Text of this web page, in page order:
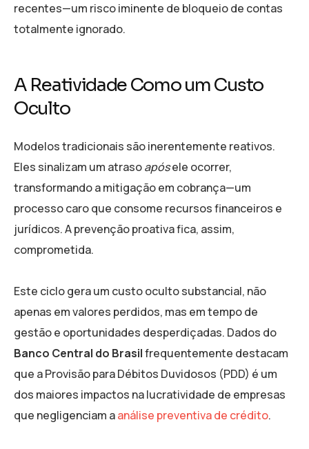
recentes—um risco iminente de bloqueio de contas
totalmente ignorado.
A Reatividade Como um Custo
Oculto
Modelos tradicionais são inerentemente reativos.
Eles sinalizam um atrasoapósele ocorrer,
transformando a mitigação em cobrança—um
processo caro que consome recursos financeiros e
jurídicos. A prevenção proativa fica, assim,
comprometida.
Este ciclo gera um custo oculto substancial, não
apenas em valores perdidos, mas em tempo de
gestão e oportunidades desperdiçadas. Dados do
Banco Central do Brasilfrequentemente destacam
que a Provisão para Débitos Duvidosos (PDD) é um
dos maiores impactos na lucratividade de empresas
que negligenciam aanálise preventiva de crédito.